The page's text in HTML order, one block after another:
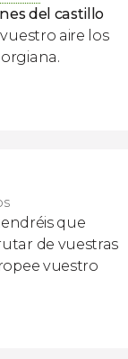
del castillo
aire los
que
de vuestras
vuestro